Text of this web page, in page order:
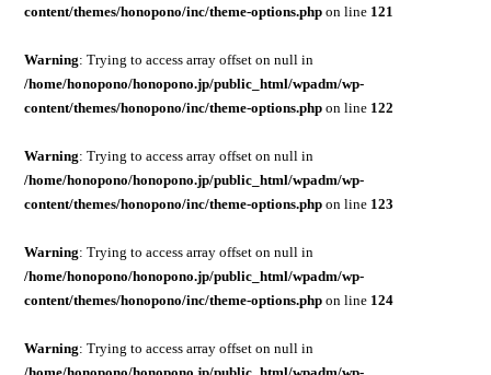
content/themes/honopono/inc/theme-options.phpon line 121
Warning: Trying to access array offset on null in
/home/honopono/honopono.jp/public_html/wpadm/wp-
content/themes/honopono/inc/theme-options.phpon line 122
Warning: Trying to access array offset on null in
/home/honopono/honopono.jp/public_html/wpadm/wp-
content/themes/honopono/inc/theme-options.phpon line 123
Warning: Trying to access array offset on null in
/home/honopono/honopono.jp/public_html/wpadm/wp-
content/themes/honopono/inc/theme-options.phpon line 124
Warning: Trying to access array offset on null in